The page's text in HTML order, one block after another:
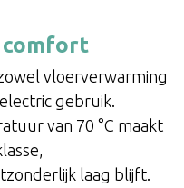
comfort
vloerverwarming
gebruik.
van 70 °C maakt
laag blijft.